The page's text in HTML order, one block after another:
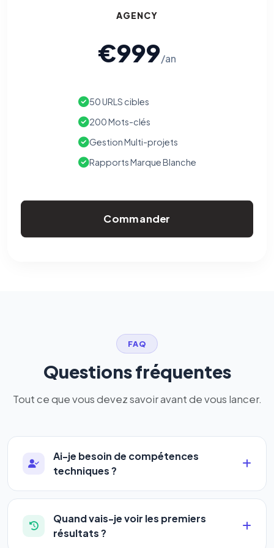
AGENCY
€999/an
50 URLS cibles
200 Mots-clés
Gestion Multi-projets
Rapports Marque Blanche
Commander
FAQ
Questions fréquentes
Tout ce que vous devez savoir avant de vous lancer.
Ai-je besoin de compétences
techniques ?
Absolument pas. Notre logiciel a été conçu pour
être accessible àtous les profils: artisans,
commerçants, auto-entrepreneurs, PME ou
Quand vais-je voir les premiers
résultats ?